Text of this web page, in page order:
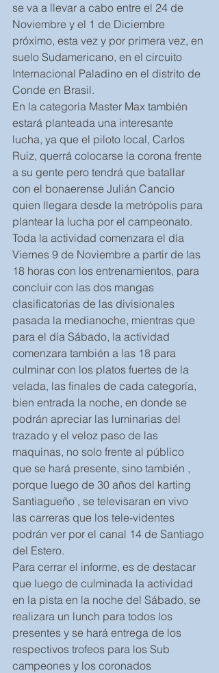
se va a llevar a cabo entre el 24 de
Noviembre y el 1 de Diciembre
próximo, esta vez y por primera vez, en
suelo Sudamericano, en el circuito
Internacional Paladino en el distrito de
Conde en Brasil.
En la categoría Master Max también
estará planteada una interesante
lucha, ya que el piloto local, Carlos
Ruiz, querrá colocarse la corona frente
a su gente pero tendrá que batallar
con el bonaerense Julián Cancio
quien llegara desde la metrópolis para
plantear la lucha por el campeonato.
Toda la actividad comenzara el día
Viernes 9 de Noviembre a partir de las
18 horas con los entrenamientos, para
concluir con las dos mangas
clasificatorias de las divisionales
pasada la medianoche, mientras que
para el día Sábado, la actividad
comenzara también a las 18 para
culminar con los platos fuertes de la
velada, las finales de cada categoría,
bien entrada la noche, en donde se
podrán apreciar las luminarias del
trazado y el veloz paso de las
maquinas, no solo frente al público
que se hará presente, sino también ,
porque luego de 30 años del karting
Santiagueño , se televisaran en vivo
las carreras que los tele-videntes
podrán ver por el canal 14 de Santiago
del Estero.
Para cerrar el informe, es de destacar
que luego de culminada la actividad
en la pista en la noche del Sábado, se
realizara un lunch para todos los
presentes y se hará entrega de los
respectivos trofeos para los Sub
campeones y los coronados